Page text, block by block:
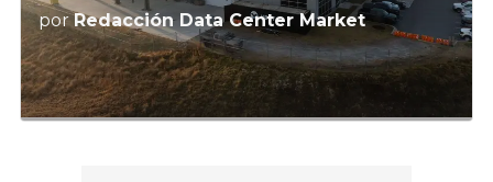
porRedacción Data Center Market